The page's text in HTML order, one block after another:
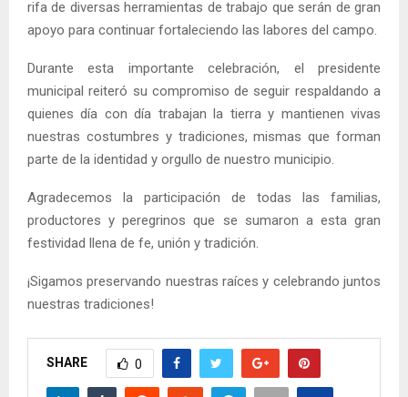
rifa de diversas herramientas de trabajo que serán de gran
apoyo para continuar fortaleciendo las labores del campo.
Durante esta importante celebración, el presidente
municipal reiteró su compromiso de seguir respaldando a
quienes día con día trabajan la tierra y mantienen vivas
nuestras costumbres y tradiciones, mismas que forman
parte de la identidad y orgullo de nuestro municipio.
Agradecemos la participación de todas las familias,
productores y peregrinos que se sumaron a esta gran
festividad llena de fe, unión y tradición.
¡Sigamos preservando nuestras raíces y celebrando juntos
nuestras tradiciones!
SHARE 0